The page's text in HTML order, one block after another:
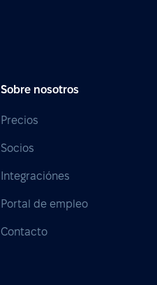
Sobre nosotros
Precios
Socios
Integraciónes
Portal de empleo
Contacto